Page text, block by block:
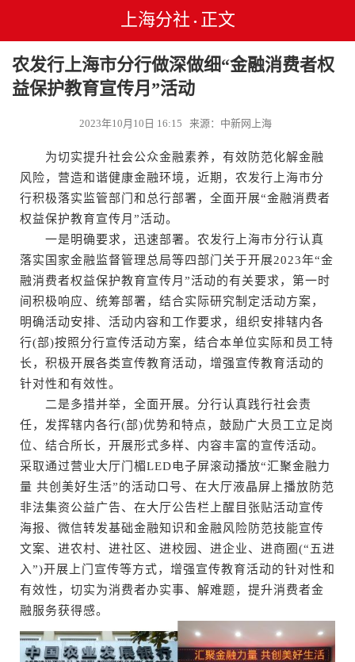
上海分社 • 正文
农发行上海市分行做深做细“金融消费者权
益保护教育宣传月”活动
2023年10月10日 16:15 来源：中新网上海
为切实提升社会公众金融素养，有效防范化解金融
风险，营造和谐健康金融环境，近期，农发行上海市分
行积极落实监管部门和总行部署，全面开展“金融消费者
权益保护教育宣传月”活动。
一是明确要求，迅速部署。农发行上海市分行认真
落实国家金融监督管理总局等四部门关于开展2023年“金
融消费者权益保护教育宣传月”活动的有关要求，第一时
间积极响应、统筹部署，结合实际研究制定活动方案，
明确活动安排、活动内容和工作要求，组织安排辖内各
行(部)按照分行宣传活动方案，结合本单位实际和员工特
长，积极开展各类宣传教育活动，增强宣传教育活动的
针对性和有效性。
二是多措并举，全面开展。分行认真践行社会责
任，发挥辖内各行(部)优势和特点，鼓励广大员工立足岗
位、结合所长，开展形式多样、内容丰富的宣传活动。
采取通过营业大厅门楣LED电子屏滚动播放“汇聚金融力
量 共创美好生活”的活动口号、在大厅液晶屏上播放防范
非法集资公益广告、在大厅公告栏上醒目张贴活动宣传
海报、微信转发基础金融知识和金融风险防范技能宣传
文案、进农村、进社区、进校园、进企业、进商圈(“五进
入”)开展上门宣传等方式，增强宣传教育活动的针对性和
有效性，切实为消费者办实事、解难题，提升消费者金
融服务获得感。